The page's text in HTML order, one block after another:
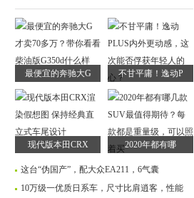
最便宜的奔驰大G 不甘平庸！逸动P
现代版本田CRX 2020年都有哪
这台“伪国产”，配大众EA211，6气囊
10万级一优质日系车，尺寸比肩逍客，性能